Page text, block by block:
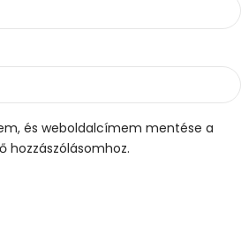
és weboldalcímem mentése a
hozzászólásomhoz.